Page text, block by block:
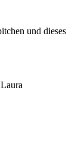
und dieses
Laura